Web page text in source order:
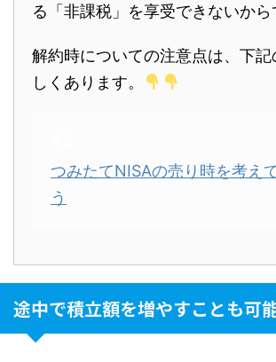
る「非課税」を享受できないから
解約時についての注意点は、下
しくあります。
つみたてNISAの売り時を考え
う
途中で積立額を増やすことも可